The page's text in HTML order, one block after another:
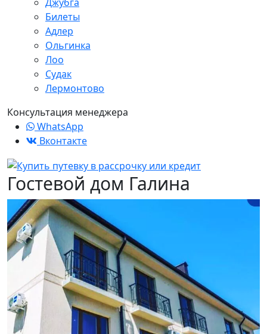
Билеты
Адлер
Ольгинка
Лоо
Судак
Лермонтово
Консультация менеджера
WhatsApp
Вконтакте
Гостевой дом Галина